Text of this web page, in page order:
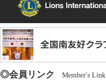
◎会員リンク Member's Link